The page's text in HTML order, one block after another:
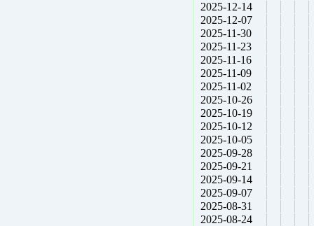
2025-12-14
2025-12-07
2025-11-30
2025-11-23
2025-11-16
2025-11-09
2025-11-02
2025-10-26
2025-10-19
2025-10-12
2025-10-05
2025-09-28
2025-09-21
2025-09-14
2025-09-07
2025-08-31
2025-08-24